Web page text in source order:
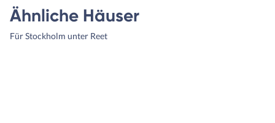
Ähnliche Häuser
Für Stockholm unter Reet